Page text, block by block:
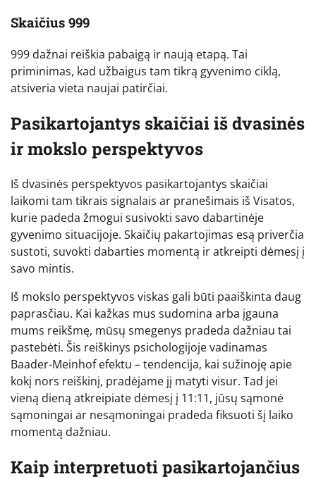
Skaičius 999
999 dažnai reiškia pabaigą ir naują etapą. Tai
priminimas, kad užbaigus tam tikrą gyvenimo ciklą,
atsiveria vieta naujai patirčiai.
Pasikartojantys skaičiai iš dvasinės
ir mokslo perspektyvos
Iš dvasinės perspektyvos pasikartojantys skaičiai
laikomi tam tikrais signalais ar pranešimais iš Visatos,
kurie padeda žmogui susivokti savo dabartinėje
gyvenimo situacijoje. Skaičių pakartojimas esą priverčia
sustoti, suvokti dabarties momentą ir atkreipti dėmesį į
savo mintis.
Iš mokslo perspektyvos viskas gali būti paaiškinta daug
paprasčiau. Kai kažkas mus sudomina arba įgauna
mums reikšmę, mūsų smegenys pradeda dažniau tai
pastebėti. Šis reiškinys psichologijoje vadinamas
Baader-Meinhof efektu – tendencija, kai sužinoję apie
kokį nors reiškinį, pradėjame jį matyti visur. Tad jei
vieną dieną atkreipiate dėmesį į 11:11, jūsų sąmonė
sąmoningai ar nesąmoningai pradeda fiksuoti šį laiko
momentą dažniau.
Kaip interpretuoti pasikartojančius